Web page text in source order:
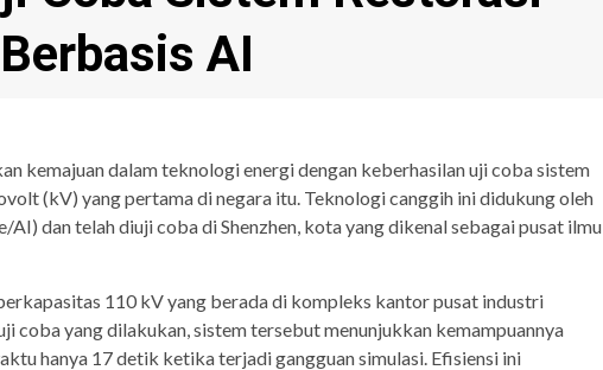
AI
kemajuan dalam teknologi energi dengan keberhasilan uji coba sistem
(kV) yang pertama di negara itu. Teknologi canggih ini didukung oleh
dan telah diuji coba di Shenzhen, kota yang dikenal sebagai pusat ilmu
110 kV yang berada di kompleks kantor pusat industri
coba yang dilakukan, sistem tersebut menunjukkan kemampuannya
hanya 17 detik ketika terjadi gangguan simulasi. Efisiensi ini